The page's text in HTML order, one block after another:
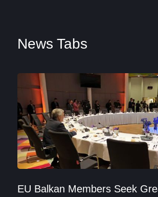
News Tabs
EU Balkan Members Seek